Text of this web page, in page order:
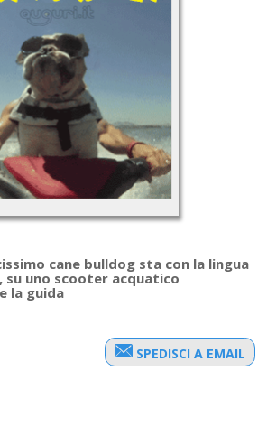
cane bulldog sta con la lingua
su uno scooter acquatico
la guida
SPEDISCI A EMAIL